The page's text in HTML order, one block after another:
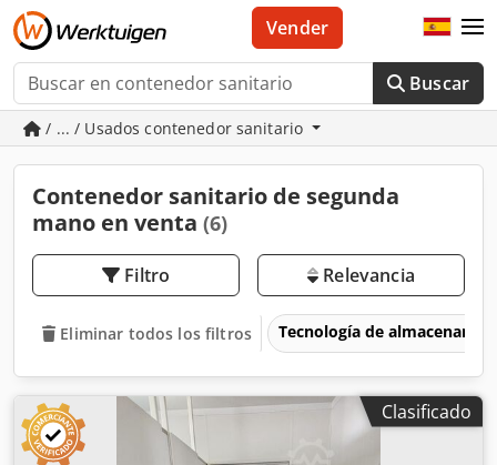
Buscar
Vender
/ ... / Usados contenedor sanitario
Contenedor sanitario de segunda
mano en venta (6)
Filtro Relevancia
Eliminar todos los filtros Tecnología de
Clasificado